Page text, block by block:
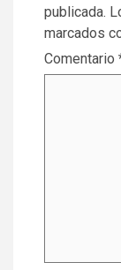
publicada.
marcados
Comentario